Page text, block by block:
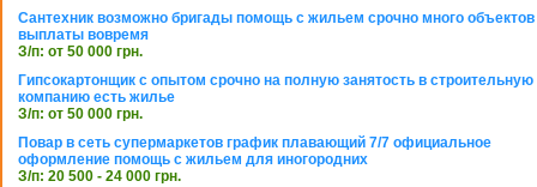
Сантехник возможно бригады помощь с жильем срочно много объектов
выплаты вовремя
З/п: от 50 000 грн.
Гипсокартонщик с опытом срочно на полную занятость в строительную
компанию есть жилье
З/п: от 50 000 грн.
Повар в сеть супермаркетов график плавающий 7/7 официальное
оформление помощь с жильем для иногородних
З/п: 20 500 - 24 000 грн.